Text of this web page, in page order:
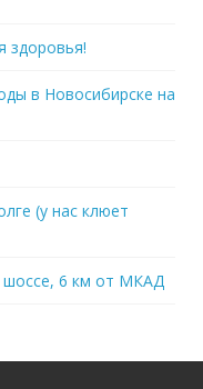
здоровья!
в Новосибирске на
(у нас клюет
6 км от МКАД